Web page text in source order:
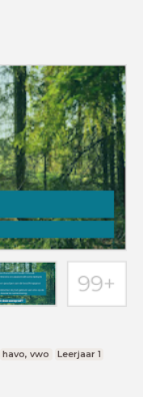
havo, vwo Leerjaar 1